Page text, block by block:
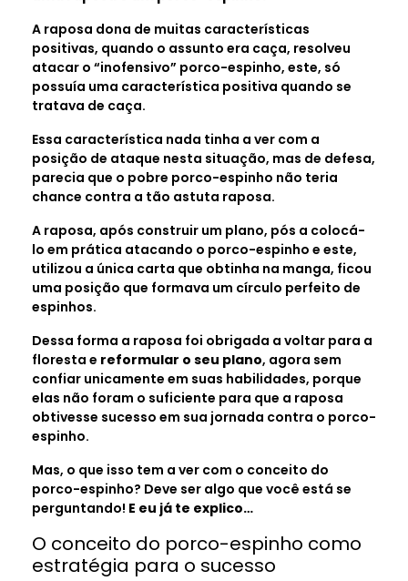
A raposa dona de muitas características
positivas, quando o assunto era caça, resolveu
atacar o “inofensivo” porco-espinho, este, só
possuía uma característica positiva quando se
tratava de caça.
Essa característica nada tinha a ver com a
posição de ataque nesta situação, mas de defesa,
parecia que o pobre porco-espinho não teria
chance contra a tão astuta raposa.
A raposa, após construir um plano, pós a colocá-
lo em prática atacando o porco-espinho e este,
utilizou a única carta que obtinha na manga, ficou
uma posição que formava um círculo perfeito de
espinhos.
Dessa forma a raposa foi obrigada a voltar para a
floresta e reformular o seu plano, agora sem
confiar unicamente em suas habilidades, porque
elas não foram o suficiente para que a raposa
obtivesse sucesso em sua jornada contra o porco-
espinho.
Mas, o que isso tem a ver com o conceito do
porco-espinho? Deve ser algo que você está se
perguntando! E eu já te explico…
O conceito do porco-espinho como
estratégia para o sucesso